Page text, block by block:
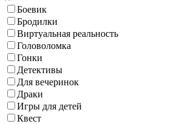
Боевик
Бродилки
Виртуальная реальность
Головоломка
Гонки
Детективы
Для вечеринок
Драки
Игры для детей
Квест